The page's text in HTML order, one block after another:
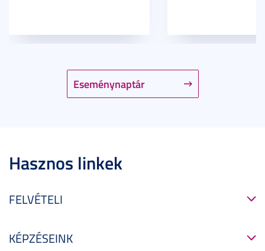
Eseménynaptár
Hasznos linkek
FELVÉTELI
KÉPZÉSEINK